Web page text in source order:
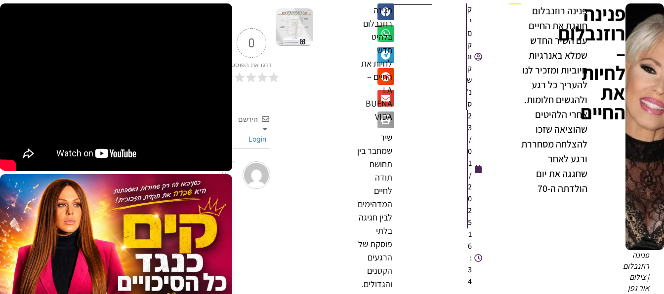
פנינה
רוזנבלום
| צילום
אור גפן
פנינה
רוזנבלום
–
לחיות
את
החיים
פנינה רוזנבלום
חוגגת את החיים
עם השיר החדש
שמלא באנרגיות
חיוביות ומזכיר לנו
להעריך כל רגע
ולהגשים חלומות.
אחרי הלהיטים
שהוציאה שזכו
להצלחה מסחררת
ורגע לאחר
שחגגה את יום
הולדתה ה-70
ק
י
ם
ק
ונ
ק
ש
נ'
ס
2
3
/
0
1
/
2
0
2
5
1
6
:
3
4
פנינה
רוזנבלום
בלהיט
חדש
לחיות את
החיים –
LA
BUENA
VIDA
שיר
שמחבר בין
תחושת
תודה
לחיים
המדהימים
לבין חגיגה
בלתי
פוסקת של
הרגעים
הקטנים
והגדולים.
0
דרגו את הפוסט
הירשם